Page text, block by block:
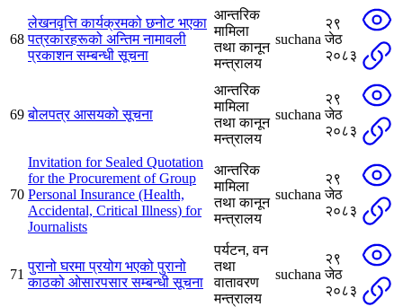
68
लेखनवृत्ति कार्यक्रमको छनोट भएका
पत्रकारहरूको अन्तिम नामावली
प्रकाशन सम्बन्धी सूचना
आन्तरिक
मामिला
तथा कानून
मन्त्रालय
suchana
२९
जेठ
२०८३
69 बोलपत्र आसयको सूचना
आन्तरिक
मामिला
तथा कानून
मन्त्रालय
suchana
२९
जेठ
२०८३
70
Invitation for Sealed Quotation
for the Procurement of Group
Personal Insurance (Health,
Accidental, Critical Illness) for
Journalists
आन्तरिक
मामिला
तथा कानून
मन्त्रालय
suchana
२९
जेठ
२०८३
71
पुरानो घरमा प्रयोग भएको पुरानो
काठको ओसारपसार सम्बन्धी सूचना
पर्यटन, वन
तथा
वातावरण
मन्त्रालय
suchana
२९
जेठ
२०८३